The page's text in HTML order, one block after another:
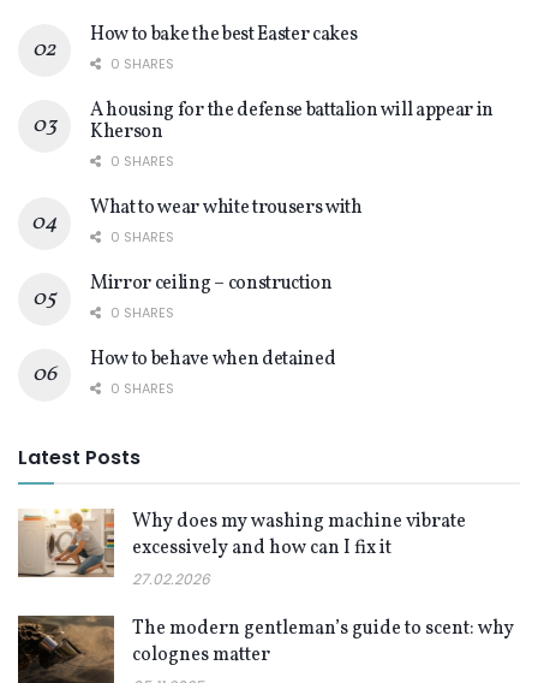
How to bake the best Easter cakes
0 SHARES
A housing for the defense battalion will appear in
Kherson
0 SHARES
What to wear white trousers with
0 SHARES
Mirror ceiling – construction
0 SHARES
How to behave when detained
0 SHARES
Latest Posts
Why does my washing machine vibrate
excessively and how can I fix it
27.02.2026
The modern gentleman’s guide to scent: why
colognes matter